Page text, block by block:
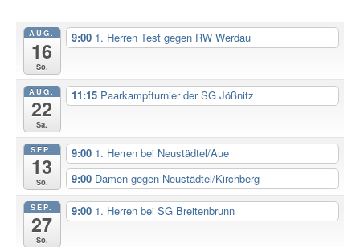
AUG.
16
So.
9:00 1. Herren Test gegen RW Werdau
AUG.
22
Sa.
11:15 Paarkampfturnier der SG Jößnitz
SEP.
13
So.
9:00 1. Herren bei Neustädtel/Aue
9:00 Damen gegen Neustädtel/Kirchberg
SEP.
27
So.
9:00 1. Herren bei SG Breitenbrunn